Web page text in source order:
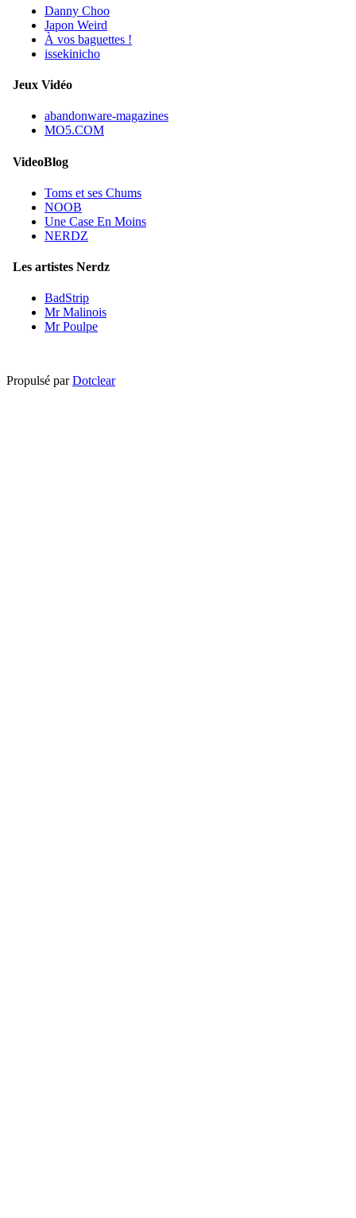
Danny Choo
Japon Weird
À vos baguettes !
issekinicho
Jeux Vidéo
abandonware-magazines
MO5.COM
VideoBlog
Toms et ses Chums
NOOB
Une Case En Moins
NERDZ
Les artistes Nerdz
BadStrip
Mr Malinois
Mr Poulpe
Propulsé parDotclear